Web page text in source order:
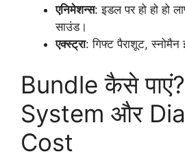
एनिमेशन्स: इडल पर हो हो हो
साउंड।
एक्स्ट्रा: गिफ्ट पैराशूट, स्नोमैन
Bundle कैसे
System और
Cost